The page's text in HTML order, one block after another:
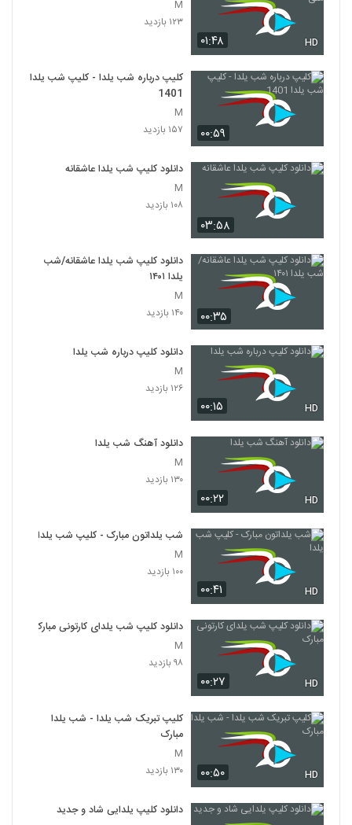
۰۱:۴۸ HD
M
۱۲۳ بازدید
۰۰:۵۹
کلیپ درباره شب یلدا - کلیپ شب یلدا
1401
M
۱۵۷ بازدید
۰۳:۵۸
دانلود کلیپ شب یلدا عاشقانه
M
۱۰۸ بازدید
۰۰:۳۵
دانلود کلیپ شب یلدا عاشقانه/شب
یلدا ۱۴۰۱
M
۱۴۰ بازدید
۰۰:۱۵ HD
دانلود کلیپ درباره شب یلدا
M
۱۲۶ بازدید
۰۰:۲۲ HD
دانلود آهنگ شب یلدا
M
۱۳۰ بازدید
۰۰:۴۱ HD
شب یلداتون مبارک - کلیپ شب یلدا
M
۱۰۰ بازدید
۰۰:۲۷ HD
دانلود کلیپ شب یلدای کارتونی مبارک
M
۹۸ بازدید
۰۰:۵۰ HD
کلیپ تبریک شب یلدا - شب یلدا
مبارک
M
۱۳۰ بازدید
دانلود کلیپ یلدایی شاد و جدید